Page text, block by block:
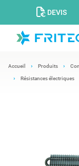
DEVIS
Accueil Produits
Résistances électriques